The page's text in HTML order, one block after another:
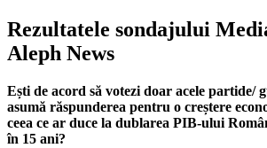
Rezultatele sondajului
Aleph News
Ești de acord să votezi doar acele partide/
asumă răspunderea pentru o creștere
ceea ce ar duce la dublarea PIB-ului
în 15 ani?